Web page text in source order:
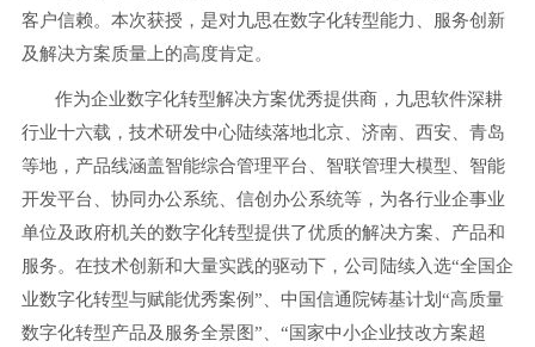
客户信赖。本次获授，是对九思在数字化转型能力、服务创新
及解决方案质量上的高度肯定。
作为企业数字化转型解决方案优秀提供商，九思软件深耕
行业十六载，技术研发中心陆续落地北京、济南、西安、青岛
等地，产品线涵盖智能综合管理平台、智联管理大模型、智能
开发平台、协同办公系统、信创办公系统等，为各行业企事业
单位及政府机关的数字化转型提供了优质的解决方案、产品和
服务。在技术创新和大量实践的驱动下，公司陆续入选“全国企
业数字化转型与赋能优秀案例”、中国信通院铸基计划“高质量
数字化转型产品及服务全景图”、“国家中小企业技改方案超